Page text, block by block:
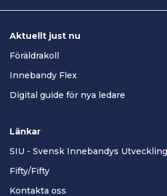
Aktuellt just nu
Föräldrakoll
Innebandy Flex
Digital guide för nya ledare
Länkar
SIU - Svensk Innebandys
Fifty/Fifty
Kontakta oss